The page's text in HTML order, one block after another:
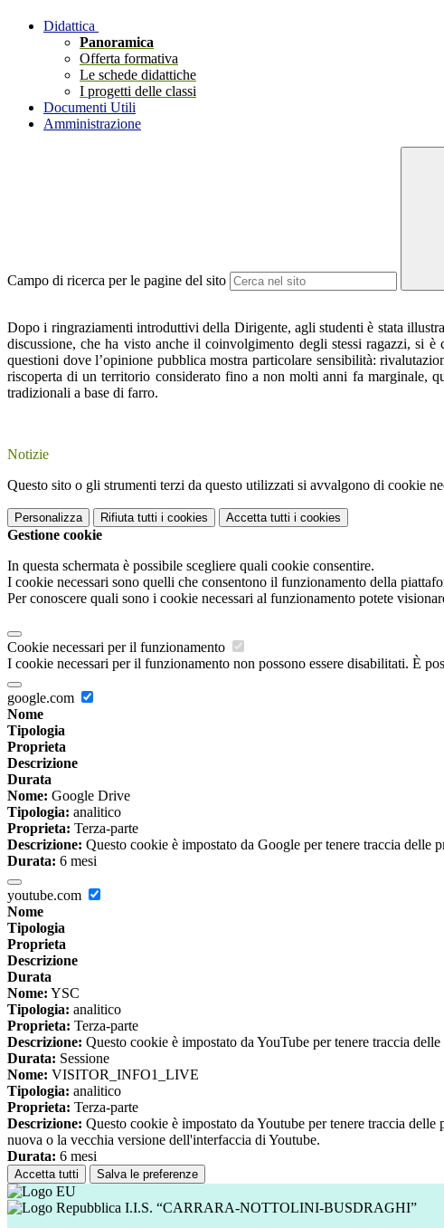
Didattica
Panoramica
Offerta formativa
Le schede didattiche
I progetti delle classi
Documenti Utili
Amministrazione
Campo di ricerca per le pagine del sito
Dopo i ringraziamenti introduttivi della Dirigente, agli studenti è stata
discussione, che ha visto anche il coinvolgimento degli stessi ragazzi, si
questioni dove l’opinione pubblica mostra particolare sensibilità:
riscoperta di un territorio considerato fino a non molti anni fa marginale,
tradizionali a base di farro.
Notizie
Questo sito o gli strumenti terzi da questo utilizzati si avvalgono di cookie
Personalizza Rifiuta tutti i cookies Accetta tutti i cookies
Gestione cookie
In questa schermata è possibile scegliere quali cookie consentire.
I cookie necessari sono quelli che consentono il funzionamento della
Per conoscere quali sono i cookie necessari al funzionamento potete
Cookie necessari per il funzionamento
I cookie necessari per il funzionamento non possono essere disabilitati. È
google.com
Nome
Tipologia
Proprieta
Descrizione
Durata
Nome: Google Drive
Tipologia: analitico
Proprieta: Terza-parte
Descrizione: Questo cookie è impostato da Google per tenere traccia delle
Durata: 6 mesi
youtube.com
Nome
Tipologia
Proprieta
Descrizione
Durata
Nome: YSC
Tipologia: analitico
Proprieta: Terza-parte
Descrizione: Questo cookie è impostato da YouTube per tenere traccia
Durata: Sessione
Nome: VISITOR_INFO1_LIVE
Tipologia: analitico
Proprieta: Terza-parte
Descrizione: Questo cookie è impostato da Youtube per tenere traccia
nuova o la vecchia versione dell'interfaccia di Youtube.
Durata: 6 mesi
Accetta tutti Salva le preferenze
I.I.S. “CARRARA-NOTTOLINI-BUSDRAGHI”